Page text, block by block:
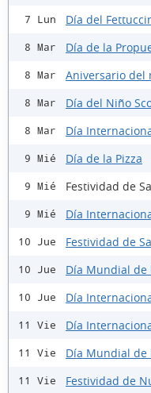
7 Lun Día del
8 Mar Día de la
8 Mar Aniversario del
8 Mar Día del Niño
8 Mar Día
9 Mié Día de la Pizza
9 Mié Festividad de
9 Mié Día
10 Jue Festividad de
10 Jue Día Mundial de
10 Jue Día
11 Vie Día
11 Vie Día Mundial
11 Vie Festividad de